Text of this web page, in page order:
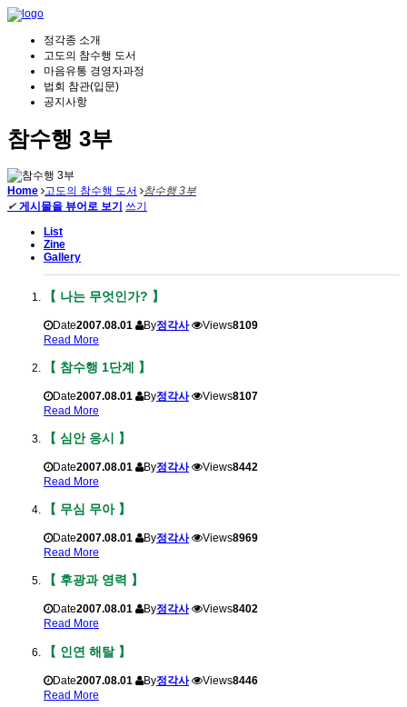
정각종 소개
고도의 참수행 도서
마음유통 경영자과정
법회 참관(입문)
공지사항
참수행 3부
Home 고도의 참수행 도서
참수행 3부
✔ 게시물을 뷰어로 보기
쓰기
List
Zine
Gallery
【 나는 무엇인가? 】
Date2007.08.01 By정각사 Views8109
Read More
【 참수행 1단계 】
Date2007.08.01 By정각사 Views8107
Read More
【 심안 응시 】
Date2007.08.01 By정각사 Views8442
Read More
【 무심 무아 】
Date2007.08.01 By정각사 Views8969
Read More
【 후광과 영력 】
Date2007.08.01 By정각사 Views8402
Read More
【 인연 해탈 】
Date2007.08.01 By정각사 Views8446
Read More